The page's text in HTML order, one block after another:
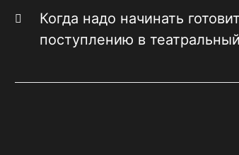
Когда надо начинать
поступлению в